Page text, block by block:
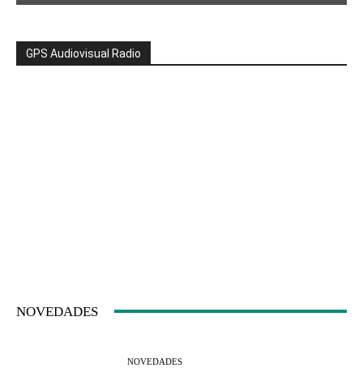
GPS Audiovisual Radio
NOVEDADES
NOVEDADES